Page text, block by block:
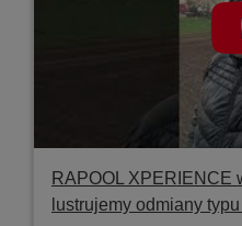
RAPOOL XPERIENCE
lustrujemy odmiany